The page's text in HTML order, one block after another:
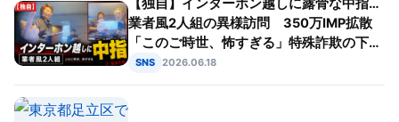
【独自】インターホン越しに露骨な中指…
業者風2人組の異様訪問 350万IMP拡散
「このご時世、怖すぎる」特殊詐欺の下見
か
SNS 2026.06.18